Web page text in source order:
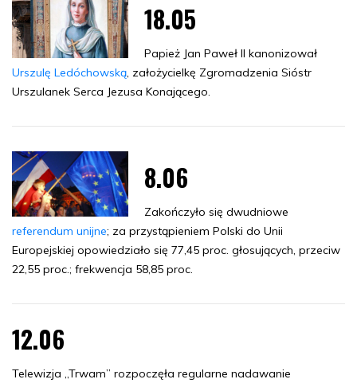
18.05
Papież Jan Paweł II kanonizował
Urszulę Ledóchowską, założycielkę Zgromadzenia Sióstr
Urszulanek Serca Jezusa Konającego.
8.06
Zakończyło się dwudniowe
referendum unijne; za przystąpieniem Polski do Unii
Europejskiej opowiedziało się 77,45 proc. głosujących, przeciw
22,55 proc.; frekwencja 58,85 proc.
12.06
Telewizja „Trwam” rozpoczęła regularne nadawanie